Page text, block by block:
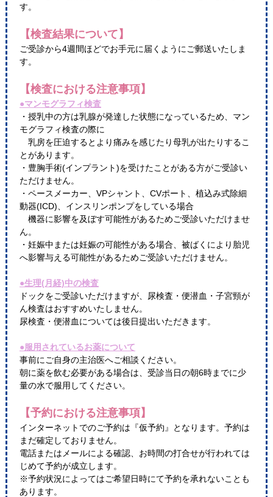
す。
【検査結果について】
ご受診から4週間ほどでお手元に届くようにご郵送いたしま
す。
【検査における注意事項】
●マンモグラフィ検査
・授乳中の方は乳腺が発達した状態になっているため、マン
モグラフィ検査の際に
乳房を圧迫するとより痛みを感じたり母乳が出たりするこ
とがあります。
・豊胸手術(インプラント)を受けたことがある方がご受診い
ただけません。
・ペースメーカー、VPシャント、CVポート、植込み式除細
動器(ICD)、インスリンポンプをしている場合
機器に影響を及ぼす可能性があるためご受診いただけませ
ん。
・妊娠中または妊娠の可能性がある場合、被ばくにより胎児
へ影響与える可能性があるためご受診いただけません。
●生理(月経)中の検査
ドックをご受診いただけますが、尿検査・便潜血・子宮頸が
ん検査はおすすめいたしません。
尿検査・便潜血については後日提出いただきます。
●服用されているお薬について
事前にご自身の主治医へご相談ください。
朝に薬を飲む必要がある場合は、受診当日の朝6時までに少
量の水で服用してください。
【予約における注意事項】
インターネットでのご予約は『仮予約』となります。予約は
まだ確定しておりません。
電話またはメールによる確認、お時間の打合せが行われては
じめて予約が成立します。
※予約状況によってはご希望日時にて予約を承れないことも
あります。